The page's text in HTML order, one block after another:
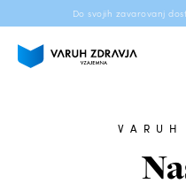
Do svojih zavarovanj